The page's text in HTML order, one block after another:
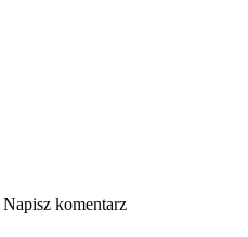
Napisz komentarz